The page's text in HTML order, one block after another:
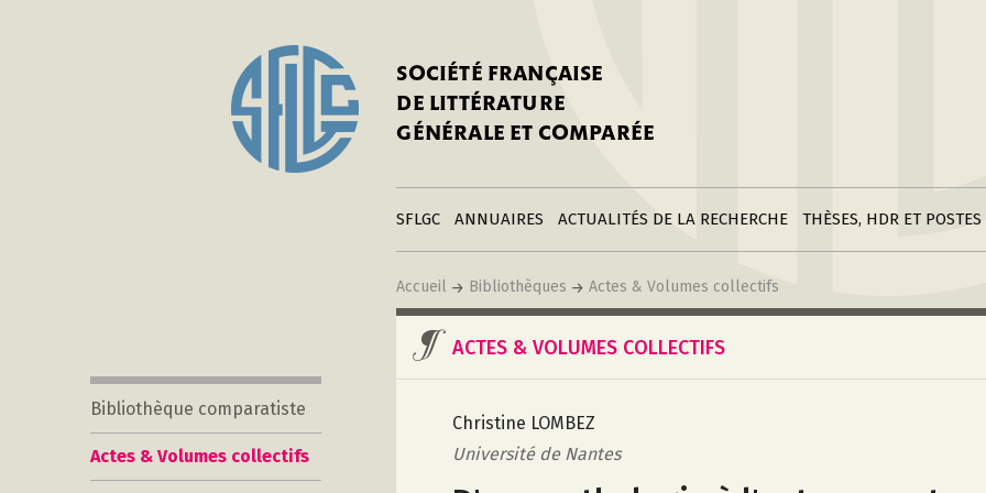
SOCIÉTÉ FRANÇAISE
DE LITTÉRATURE
GÉNÉRALE ET COMPARÉE
SFLGC
Adhérer à la SFLGC
Publier sur ce site
LiensANNUAIRES
Créer une fiche
annuaire
Modifier sa fiche
annuaire
Créer une fiche
institutionACTUALITÉS DE LA RECHERCHE
Divers
Soumettre une
annonce
THÈSES, HDR ET POSTES
Postes
Accueil Bibliothèques Actes & Volumes collectifs
Bibliothèque comparatiste
Actes & Volumes collectifs
ACTES & VOLUMES COLLECTIFS
Christine LOMBEZ
Université de Nantes